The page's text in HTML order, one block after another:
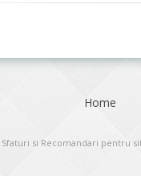
Home
Sfaturi si Recomandari pentru